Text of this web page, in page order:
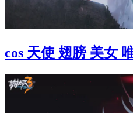
cos 天使 翅膀 美女